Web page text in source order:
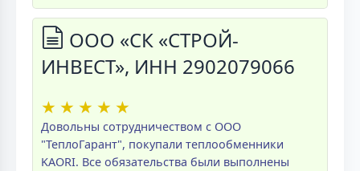
ООО «СК «СТРОЙ-
ИНВЕСТ», ИНН 2902079066
★ ★ ★ ★ ★
Довольны сотрудничеством с ООО
"ТеплоГарант", покупали теплообменники
KAORI. Все обязательства были выполнены